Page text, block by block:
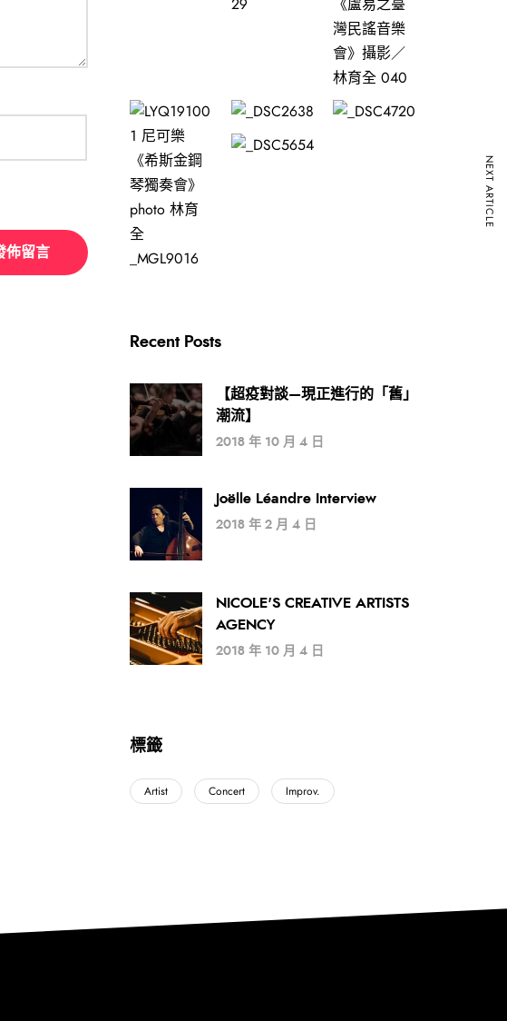
NEXT ARTICLE
Recent Posts
【超疫對談—現正進行的「舊」
潮流】
2018 年 10 月 4 日
Joëlle Léandre Interview
2018 年 2 月 4 日
NICOLE'S CREATIVE ARTISTS
AGENCY
2018 年 10 月 4 日
標籤
Artist Concert Improv.